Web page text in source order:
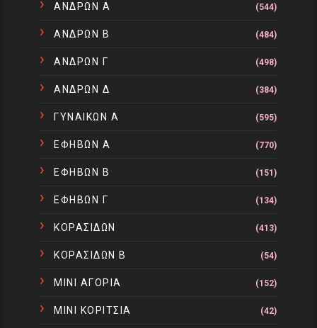
ΑΝΔΡΩΝ Α (544)
ΑΝΔΡΩΝ Β (484)
ΑΝΔΡΩΝ Γ (498)
ΑΝΔΡΩΝ Δ (384)
ΓΥΝΑΙΚΩΝ Α (595)
ΕΦΗΒΩΝ Α (770)
ΕΦΗΒΩΝ Β (151)
ΕΦΗΒΩΝ Γ (134)
ΚΟΡΑΣΙΔΩΝ (413)
ΚΟΡΑΣΙΔΩΝ Β (54)
ΜΙΝΙ ΑΓΟΡΙΑ (152)
ΜΙΝΙ ΚΟΡΙΤΣΙΑ (42)